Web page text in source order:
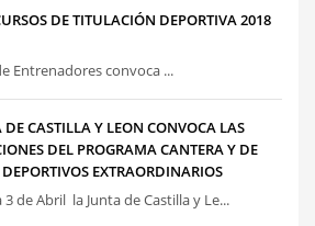
DE TITULACIÓN DEPORTIVA 2018
Entrenadores convoca ...
DE CASTILLA Y LEON CONVOCA LAS
DEL PROGRAMA CANTERA Y DE
DEPORTIVOS EXTRAORDINARIOS
3 de Abril la Junta de Castilla y Le...